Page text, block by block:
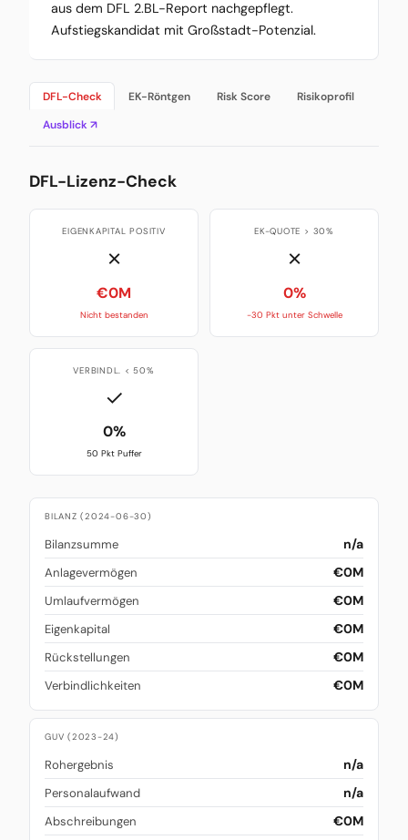
aus dem DFL 2.BL-Report nachgepflegt.
Aufstiegskandidat mit Großstadt-Potenzial.
DFL-Check EK-Röntgen Risk Score
Risikoprofil
Ausblick ↗
DFL-Lizenz-Check
EIGENKAPITAL POSITIV
✗
€0M
Nicht bestanden
EK-QUOTE > 30%
✗
0%
-30 Pkt unter Schwelle
VERBINDL. < 50%
✓
0%
50 Pkt Puffer
BILANZ (2024-06-30)
Bilanzsumme n/a
Anlagevermögen €0M
Umlaufvermögen €0M
Eigenkapital €0M
Rückstellungen €0M
Verbindlichkeiten €0M
GUV (2023-24)
Rohergebnis n/a
Personalaufwand n/a
Abschreibungen €0M